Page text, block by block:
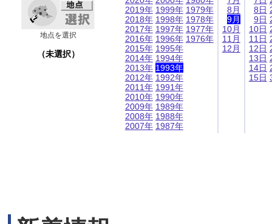
地点を選択
（未選択）
2019年
2018年
2017年
2016年
2015年
2014年
2013年
2012年
2011年
2010年
2009年
2008年
2007年
1999年
1998年
1997年
1996年
1995年
1994年
1993年
1992年
1991年
1990年
1989年
1988年
1987年
1979年
1978年
1977年
1976年
8月
9月
10月
11月
12月
8日
9日
10日
11日
12日
13日
14日
15日